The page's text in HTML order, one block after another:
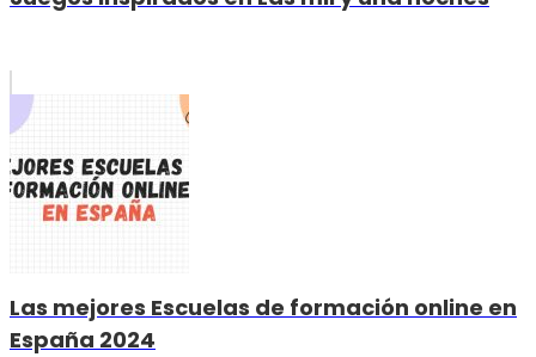
Las mejores Escuelas de formación online en
España 2024